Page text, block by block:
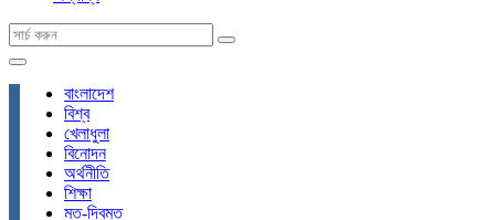
বাংলাদেশ
বিশ্ব
খেলাধুলা
বিনোদন
অর্থনীতি
শিক্ষা
মত-দ্বিমত